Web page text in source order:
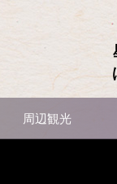
周辺観光